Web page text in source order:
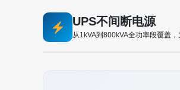
UPS不间断电源
从1kVA到800kVA全功率段覆盖